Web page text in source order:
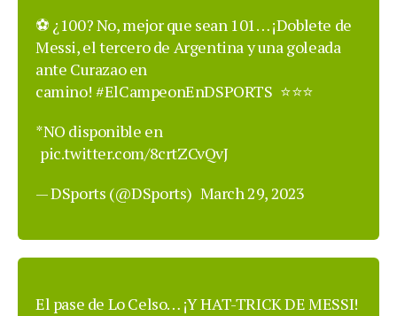
⚽️ ¿100? No, mejor que sean 101… ¡Doblete de
Messi, el tercero de Argentina y una goleada
ante Curazao en
camino! #ElCampeonEnDSPORTS ⭐️⭐️⭐️
*NO disponible en
pic.twitter.com/8crtZCvQvJ
— DSports (@DSports) March 29, 2023
El pase de Lo Celso… ¡Y HAT-TRICK DE MESSI!